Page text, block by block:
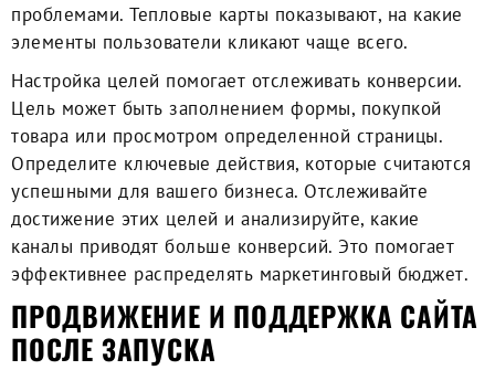
проблемами. Тепловые карты показывают, на какие
элементы пользователи кликают чаще всего.
Настройка целей помогает отслеживать конверсии.
Цель может быть заполнением формы, покупкой
товара или просмотром определенной страницы.
Определите ключевые действия, которые считаются
успешными для вашего бизнеса. Отслеживайте
достижение этих целей и анализируйте, какие
каналы приводят больше конверсий. Это помогает
эффективнее распределять маркетинговый бюджет.
ПРОДВИЖЕНИЕ И ПОДДЕРЖКА САЙТА
ПОСЛЕ ЗАПУСКА